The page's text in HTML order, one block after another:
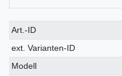
Technisches
Merkmal
Wert
Art.-ID
ext. Varianten-ID
Modell